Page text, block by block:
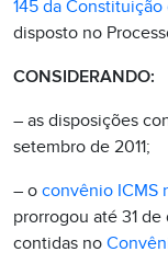
145 da
disposto no
CONSIDERANDO:
– as disposições
setembro de 2011;
– o convênio ICMS
prorrogou até 31
contidas no